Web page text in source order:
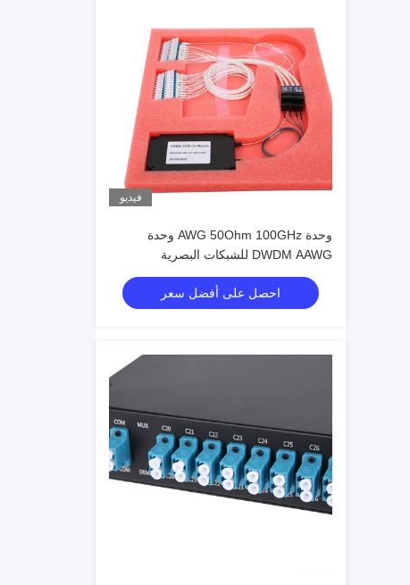
فيديو
وحدة AWG 50Ohm 100GHz وحدة
DWDM AAWG للشبكات البصرية
احصل على أفضل سعر